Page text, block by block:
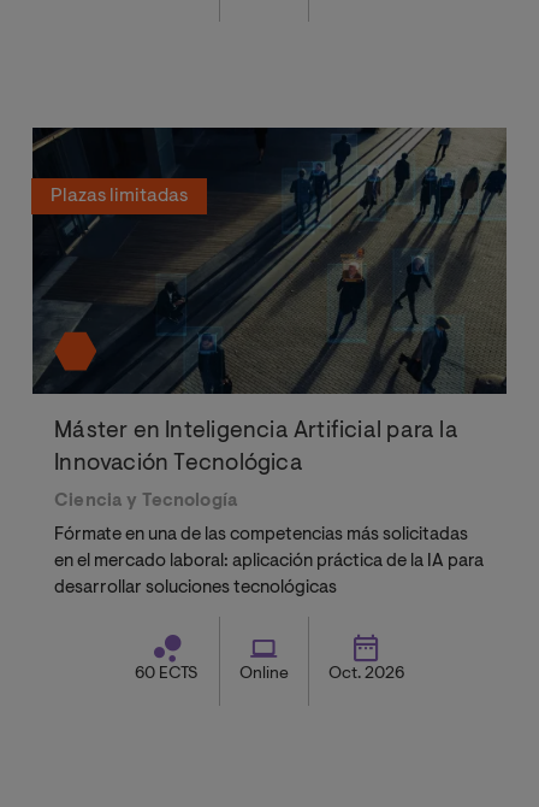
Plazas limitadas
Máster en Inteligencia Artificial para la
Innovación Tecnológica
Ciencia y Tecnología
Fórmate en una de las competencias más solicitadas
en el mercado laboral: aplicación práctica de la IA para
desarrollar soluciones tecnológicas
60 ECTS Online Oct. 2026